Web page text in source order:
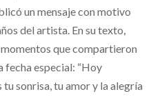
un mensaje con motivo
del artista. En su texto,
que compartieron
fecha especial: “Hoy
sonrisa, tu amor y la alegría